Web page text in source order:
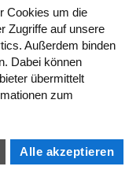
Cookies um die
Zugriffe auf unsere
Außerdem binden
Dabei können
übermittelt
zum
Alle akzeptieren